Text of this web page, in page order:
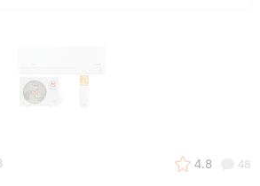
4.8 48